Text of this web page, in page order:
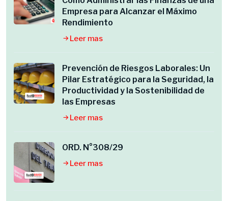
Empresa para Alcanzar el Máximo
Rendimiento
Leer mas
Prevención de Riesgos Laborales: Un
Pilar Estratégico para la Seguridad, la
Productividad y la Sostenibilidad de
las Empresas
Leer mas
ORD. N°308/29
Leer mas